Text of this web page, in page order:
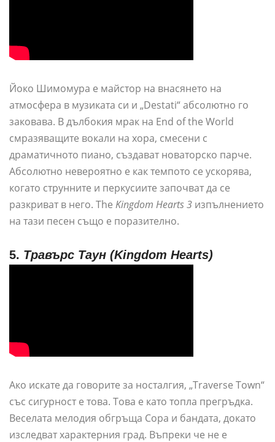
Йоко Шимомура е майстор на внасянето на
атмосфера в музиката си и „Destati“ абсолютно го
заковава. В дълбокия мрак на End of the World
смразяващите вокали на хора, смесени с
драматичното пиано, създават новаторско парче.
Абсолютно невероятно е как темпото се ускорява,
когато струнните и перкусиите започват да се
разкриват в него. The Kingdom Hearts 3 изпълнението
на тази песен също е поразително.
5. Травърс Таун (Kingdom Hearts)
Ако искате да говорите за носталгия, „Traverse Town“
със сигурност е това. Това е като топла прегръдка.
Веселата мелодия обгръща Сора и бандата, докато
изследват характерния град. Въпреки че не е